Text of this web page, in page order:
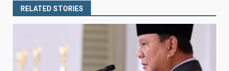
RELATED STORIES